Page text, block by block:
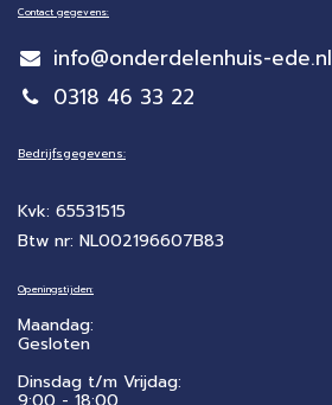
Contact gegevens:
info@onderdelenhuis-ede.nl
0318 46 33 22
Bedrijfsgegevens:
Kvk: 65531515
Btw nr: NL002196607B83
Openingstijden:
Maandag:
Gesloten
Dinsdag t/m Vrijdag: